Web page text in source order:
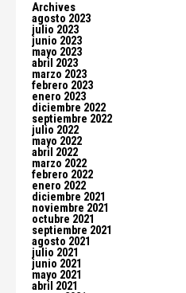
Archives
agosto 2023
julio 2023
junio 2023
mayo 2023
abril 2023
marzo 2023
febrero 2023
enero 2023
diciembre 2022
septiembre 2022
julio 2022
mayo 2022
abril 2022
marzo 2022
febrero 2022
enero 2022
diciembre 2021
noviembre 2021
octubre 2021
septiembre 2021
agosto 2021
julio 2021
junio 2021
mayo 2021
abril 2021